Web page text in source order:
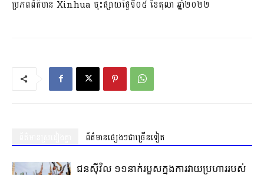
ប្រភពព័ត៌មាន Xinhua ចុះផ្សាយថ្ងៃទី០៥​ ខែតុលា ឆ្នាំ២០២២
ព័ត៌មានផ្សេងៗជាច្រើនទៀត
ជនស៊ីវិល ១១នាក់របួសក្នុងការវាយប្រហាររបស់